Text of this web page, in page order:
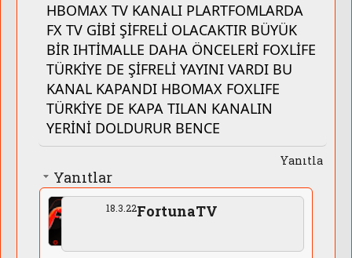
HBOMAX TV KANALI PLARTFOMLARDA
FX TV GİBİ ŞİFRELİ OLACAKTIR BÜYÜK
BİR IHTİMALLE DAHA ÖNCELERİ FOXLİFE
TÜRKİYE DE ŞİFRELİ YAYINI VARDI BU
KANAL KAPANDI HBOMAX FOXLIFE
TÜRKİYE DE KAPA TILAN KANALIN
YERİNİ DOLDURUR BENCE
Yanıtla
Yanıtlar
FortunaTV
18.3.22